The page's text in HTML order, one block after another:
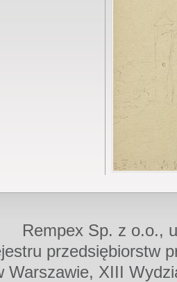
Rempex Sp. z o.o.,
przedsiębiorstw
Warszawie, XIII